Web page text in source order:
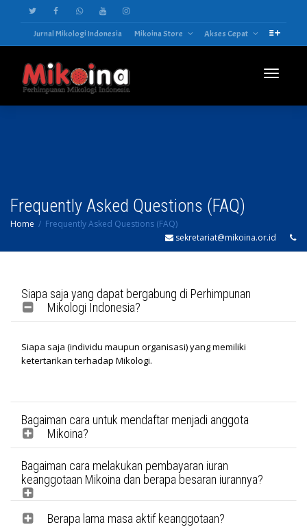
Jurnal Mikologi Indonesia Mikoina Store Akses Cepat
Frequently Asked Questions (FAQ)
Home
Frequently Asked Questions (FAQ)
sekretariat@mikoina.or.id
Siapa saja yang dapat bergabung di Perhimpunan
Mikologi Indonesia?
Siapa saja (individu maupun organisasi) yang memiliki
ketertarikan terhadap Mikologi.
Bagaiman cara untuk mendaftar menjadi anggota
Mikoina?
Bagaiman cara melakukan pembayaran iuran
keanggotaan Mikoina dan berapa besaran iurannya?
Berapa lama masa aktif keanggotaan?